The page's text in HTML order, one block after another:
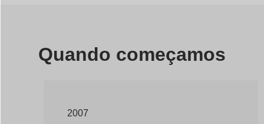
Quando começamos
2007